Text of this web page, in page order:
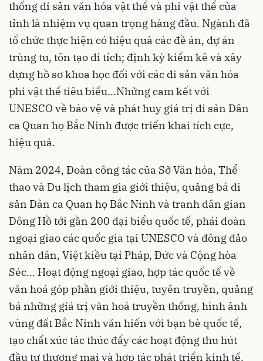
thống di sản văn hóa vật thể và phi vật thể của
tỉnh là nhiệm vụ quan trọng hàng đầu. Ngành đã
tổ chức thực hiện có hiệu quả các đề án, dự án
trùng tu, tôn tạo di tích; định kỳ kiểm kê và xây
dựng hồ sơ khoa học đối với các di sản văn hóa
phi vật thể tiêu biểu...Những cam kết với
UNESCO về bảo vệ và phát huy giá trị di sản Dân
ca Quan họ Bắc Ninh được triển khai tích cực,
hiệu quả.
Năm 2024, Đoàn công tác của Sở Văn hóa, Thể
thao và Du lịch tham gia giới thiệu, quảng bá di
sản Dân ca Quan họ Bắc Ninh và tranh dân gian
Đông Hồ tới gần 200 đại biểu quốc tế, phái đoàn
ngoại giao các quốc gia tại UNESCO và đông đảo
nhân dân, Việt kiều tại Pháp, Đức và Cộng hòa
Séc... Hoạt động ngoại giao, hợp tác quốc tế về
văn hoá góp phần giới thiệu, tuyên truyền, quảng
bá những giá trị văn hoá truyền thống, hình ảnh
vùng đất Bắc Ninh văn hiến với bạn bè quốc tế,
tạo chất xúc tác thúc đẩy các hoạt động thu hút
đầu tư thương mại và hợp tác phát triển kinh tế.